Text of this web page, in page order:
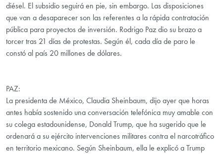
diésel. El subsidio seguirá en pie, sin embargo. Las disposiciones
que van a desaparecer son las referentes a la rápida contratación
pública para proyectos de inversión. Rodrigo Paz dio su brazo a
torcer tras 21 días de protestas. Según él, cada día de paro le
constó al país 20 millones de dólares.
PAZ:
La presidenta de México, Claudia Sheinbaum, dijo ayer que horas
antes había sostenido una conversación telefónica muy amable con
su colega estadounidense, Donald Trump, que ha sugerido que le
ordenará a su ejército intervenciones militares contra el narcotráfico
en territorio mexicano. Según Sheinbaum, ella le explicó a Trump